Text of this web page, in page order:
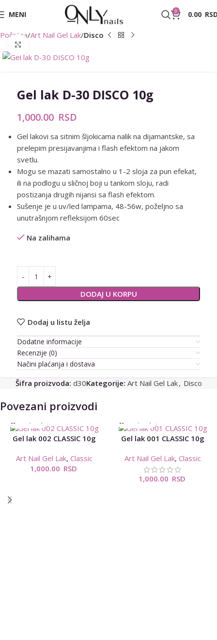
MENI 0 0.00
Početna Art Nail Gel Lak Disco
Gel lak D-30 DISCO 10g
1,000.00 RSD
Gel lakovi sa sitnim šljokicama nalik na dijamantske, sa
prelepim presijavanjima i flash efektom na jakom
svetlu.
Mogu se mazati samostalno u 1-2 sloja za pun efekat,
ili na podlogu u sličnoj boji u tankom sloju, radi
postizanja drugih nijansi sa flash efektom.
Sušenje je u uv/led lampama, 48-56w, poželjno sa
unutrašnjom refleksijom 60sec
Na zalihama
DODAJ U KORPU
Alternative:
Dodaj u listu želja
Dodatne informacije
Recenzije (0)
Načini plaćanja i dostava
Šifra proizvoda: d30Kategorije: Art Nail Gel Lak, Disco
Povezani proizvodi
Gel lak 002 CLASSIC 10g
Art Nail Gel Lak, Classic
1,000.00 RSD
Gel lak 001 CLASSIC 10g
Art Nail Gel Lak, Classic
1,000.00 RSD